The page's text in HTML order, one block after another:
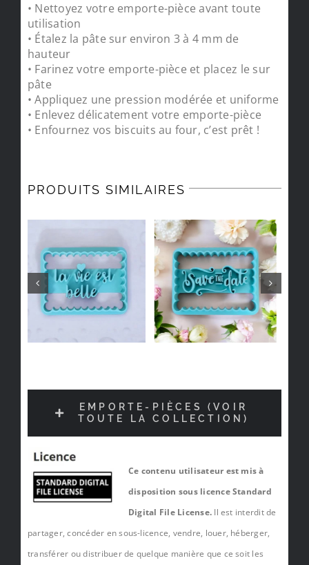
• Nettoyez votre emporte-pièce avant toute
utilisation
• Étalez la pâte sur environ 3 à 4 mm de
hauteur
• Farinez votre emporte-pièce et placez le sur
pâte
• Appliquez une pression modérée et uniforme
• Enlevez délicatement votre emporte-pièce
• Enfournez vos biscuits au four, c’est prêt !
PRODUITS SIMILAIRES
EMPORTE-PIÈCES (VOIR
TOUTE LA COLLECTION)
Ce contenu utilisateur est mis à
disposition sous licence Standard
Digital File License. Il est interdit de
partager, concéder en sous-licence, vendre, louer, héberger,
transférer ou distribuer de quelque manière que ce soit les